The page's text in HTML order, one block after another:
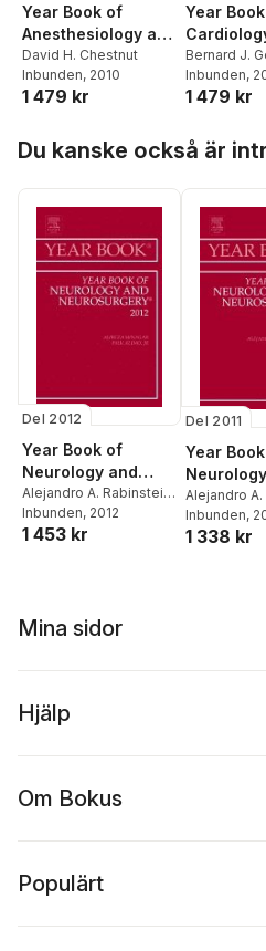
Year Book of
Anesthesiology and
Pain Management
2010
David H. Chestnut
Inbunden, 2010
1 479 kr
Year
Bernard J.
Inbunden,
1 479 kr
Du kanske också är
Del 2012
Year Book of
Neurology and
Neurosurgery
Alejandro A. Rabinstein ,
Maj Paul Klimo Jr.
Inbunden, 2012
1 453 kr
Del 2011
Year
Alejandro
Maj Paul
Inbunden,
1 338 kr
Mina sidor
Hjälp
Om Bokus
Populärt